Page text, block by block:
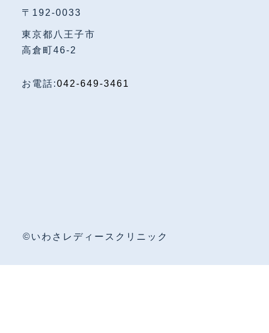
〒192-0033
東京都八王子市
高倉町46-2
お電話:042-649-3461
©いわさレディースクリニック